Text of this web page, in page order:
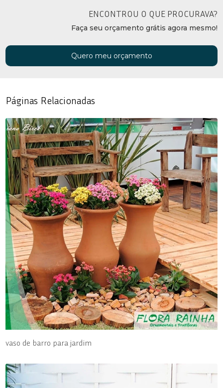
ENCONTROU O QUE PROCURAVA?
Faça seu orçamento grátis agora mesmo!
Quero meu orçamento
Páginas Relacionadas
vaso de barro para jardim